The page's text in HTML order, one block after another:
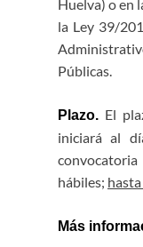
Huelva) o en
la Ley 39/
Públicas.
Plazo. El
iniciará al
hábiles;
Más